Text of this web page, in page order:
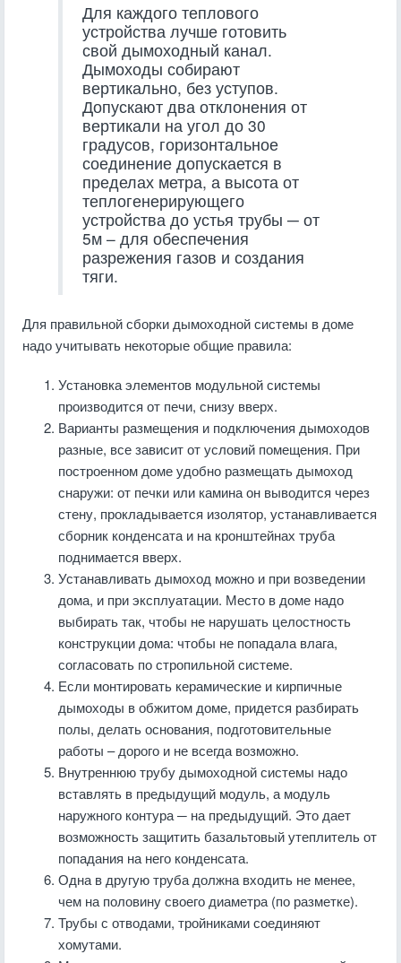
Для каждого теплового
устройства лучше готовить
свой дымоходный канал.
Дымоходы собирают
вертикально, без уступов.
Допускают два отклонения от
вертикали на угол до 30
градусов, горизонтальное
соединение допускается в
пределах метра, а высота от
теплогенерирующего
устройства до устья трубы ─ от
5м – для обеспечения
разрежения газов и создания
тяги.
Для правильной сборки дымоходной системы в доме
надо учитывать некоторые общие правила:
Установка элементов модульной системы
производится от печи, снизу вверх.
Варианты размещения и подключения дымоходов
разные, все зависит от условий помещения. При
построенном доме удобно размещать дымоход
снаружи: от печки или камина он выводится через
стену, прокладывается изолятор, устанавливается
сборник конденсата и на кронштейнах труба
поднимается вверх.
Устанавливать дымоход можно и при возведении
дома, и при эксплуатации. Место в доме надо
выбирать так, чтобы не нарушать целостность
конструкции дома: чтобы не попадала влага,
согласовать по стропильной системе.
Если монтировать керамические и кирпичные
дымоходы в обжитом доме, придется разбирать
полы, делать основания, подготовительные
работы – дорого и не всегда возможно.
Внутреннюю трубу дымоходной системы надо
вставлять в предыдущий модуль, а модуль
наружного контура ─ на предыдущий. Это дает
возможность защитить базальтовый утеплитель от
попадания на него конденсата.
Одна в другую труба должна входить не менее,
чем на половину своего диаметра (по разметке).
Трубы с отводами, тройниками соединяют
хомутами.